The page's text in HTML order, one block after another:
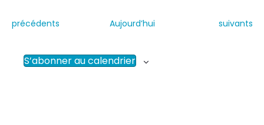
É
précédents Aujourd’hui
É
suivants
S’abonner au calendrier